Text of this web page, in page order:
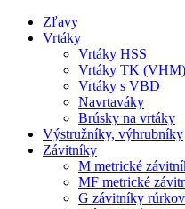
Zľavy
Vrtáky
Vrtáky HSS
Vrtáky TK (VHM)
Vrtáky s VBD
Navrtaváky
Brúsky na vrtáky
Výstružníky, výhrubníky
Závitníky
M metrické
MF metrické
G závitníky